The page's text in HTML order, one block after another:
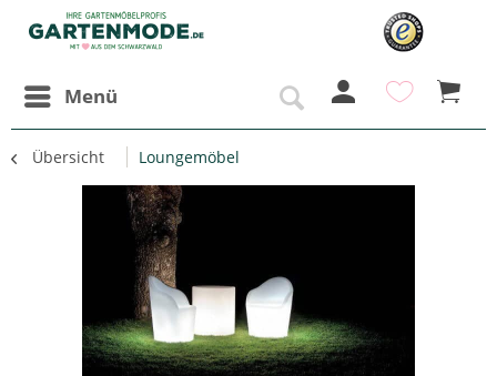
Menü
Übersicht Loungemöbel